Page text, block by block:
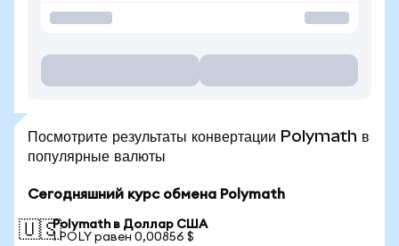
Посмотрите результаты конвертации Polymath в
популярные валюты
Сегодняшний курс обмена Polymath
🇺🇸Polymath в Доллар США
1 POLY равен 0,00856 $